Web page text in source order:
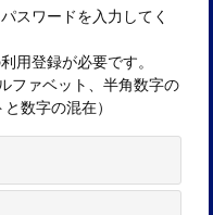
スワードを入力してく
用登録が必要です。
ファベット、半角数字の
数字の混在）